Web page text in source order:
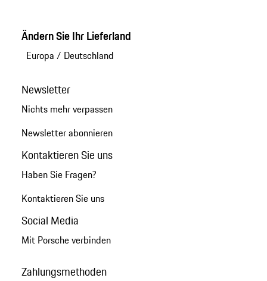
Ändern Sie Ihr Lieferland
Europa / Deutschland
Newsletter
Nichts mehr verpassen
Newsletter abonnieren
Kontaktieren Sie uns
Haben Sie Fragen?
Kontaktieren Sie uns
Social Media
Mit Porsche verbinden
Zahlungsmethoden